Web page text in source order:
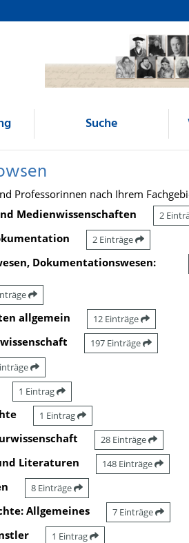
Suche
Professorinnen nach Ihrem
Medienwissenschaften
2
2 Einträge
Dokumentationswesen:
allgemein 12 Einträge
197 Einträge
1 Eintrag
1 Eintrag
28 Einträge
Literaturen 148 Einträge
8 Einträge
Allgemeines 7 Einträge
1 Eintrag